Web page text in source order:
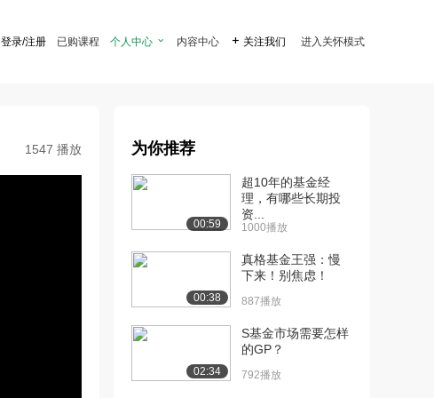
登录/注册 已购课程 个人中心  内容中心  关注我们 进入关怀模式
1547 播放 为你推荐
00:59
超10年的基金经
理，有哪些长期投
资...
1000播放
00:38
真格基金王强：慢
下来！别焦虑！
887播放
02:34
S基金市场需要怎样
的GP？
792播放